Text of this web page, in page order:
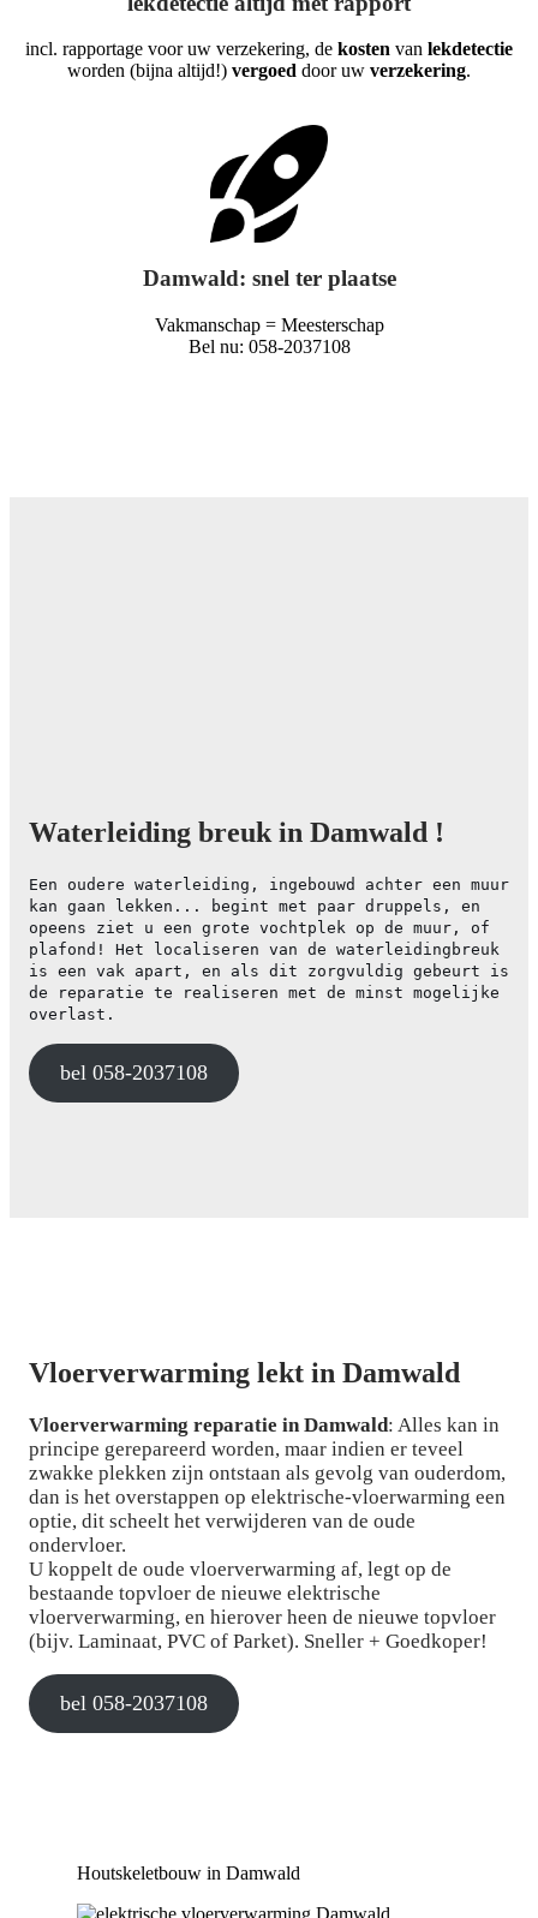
incl. rapportage voor uw verzekering, de kosten van lekdetectie
worden (bijna altijd!) vergoed door uw verzekering.
Damwald: snel ter plaatse
Vakmanschap = Meesterschap
Bel nu: 058-2037108
Waterleiding breuk in Damwald !
Een oudere waterleiding, ingebouwd achter een muur
kan gaan lekken... begint met paar druppels, en
opeens ziet u een grote vochtplek op de muur, of
plafond! Het localiseren van de waterleidingbreuk
is een vak apart, en als dit zorgvuldig gebeurt is
de reparatie te realiseren met de minst mogelijke
overlast.
bel 058-2037108
Vloerverwarming lekt in Damwald
Vloerverwarming reparatie in Damwald: Alles kan in
principe gerepareerd worden, maar indien er teveel
zwakke plekken zijn ontstaan als gevolg van ouderdom,
dan is het overstappen op elektrische-vloerwarming een
optie, dit scheelt het verwijderen van de oude
ondervloer.
U koppelt de oude vloerverwarming af, legt op de
bestaande topvloer de nieuwe elektrische
vloerverwarming, en hierover heen de nieuwe topvloer
(bijv. Laminaat, PVC of Parket). Sneller + Goedkoper!
bel 058-2037108
Houtskeletbouw in Damwald